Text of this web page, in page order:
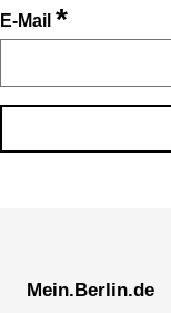
E-Mail *
Mein.Berlin.de